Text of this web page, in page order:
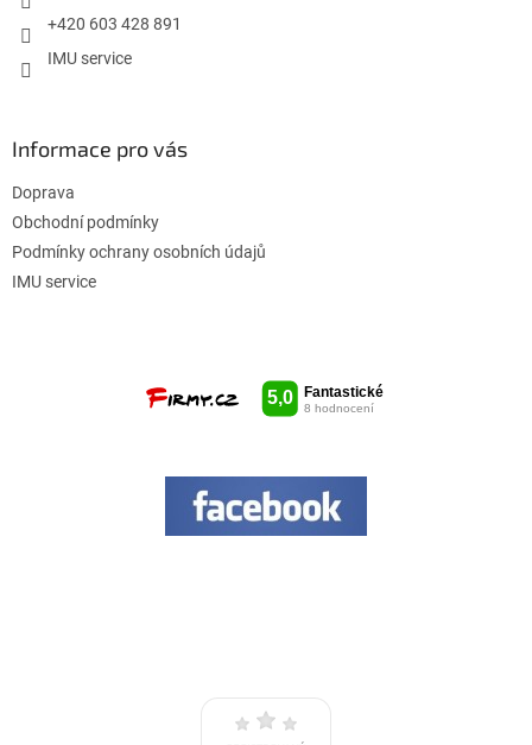
+420 603 428 891
IMU service
Informace pro vás
Doprava
Obchodní podmínky
Podmínky ochrany osobních údajů
IMU service